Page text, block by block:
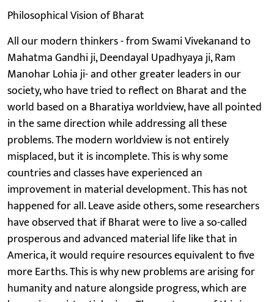
Philosophical Vision of Bharat
All our modern thinkers - from Swami Vivekanand to
Mahatma Gandhi ji, Deendayal Upadhyaya ji, Ram
Manohar Lohia ji- and other greater leaders in our
society, who have tried to reflect on Bharat and the
world based on a Bharatiya worldview, have all pointed
in the same direction while addressing all these
problems. The modern worldview is not entirely
misplaced, but it is incomplete. This is why some
countries and classes have experienced an
improvement in material development. This has not
happened for all. Leave aside others, some researchers
have observed that if Bharat were to live a so-called
prosperous and advanced material life like that in
America, it would require resources equivalent to five
more Earths. This is why new problems are arising for
humanity and nature alongside progress, which are